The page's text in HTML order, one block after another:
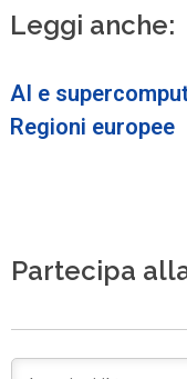
Leggi anche:
AI e
Regioni europee
Partecipa